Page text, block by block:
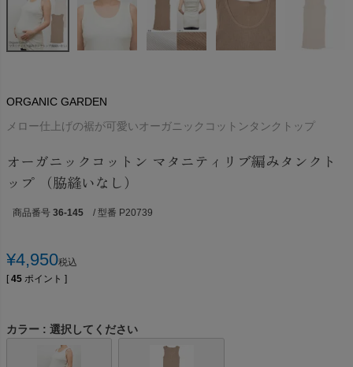
ORGANIC GARDEN
メロー仕上げの裾が可愛いオーガニックコットンタンクトップ
オーガニックコットン マタニティリブ編みタンクト
ップ （脇縫いなし）
商品番号 36-145 / 型番 P20739
¥4,950税込
[ 45 ポイント ]
カラー 選択してください